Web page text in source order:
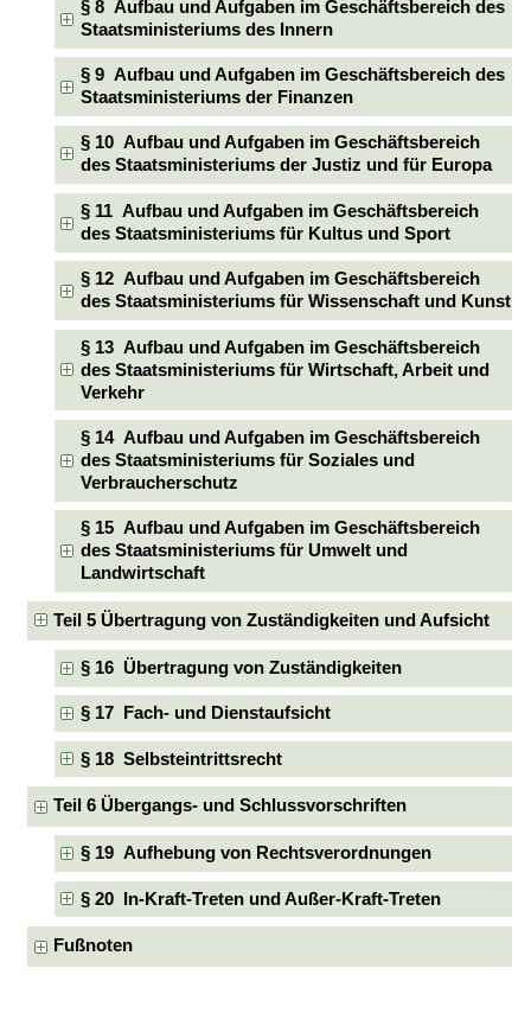
§ 8 Aufbau und Aufgaben im Geschäftsbereich des
Staatsministeriums des Innern
§ 9 Aufbau und Aufgaben im Geschäftsbereich des
Staatsministeriums der Finanzen
§ 10 Aufbau und Aufgaben im Geschäftsbereich
des Staatsministeriums der Justiz und für Europa
§ 11 Aufbau und Aufgaben im Geschäftsbereich
des Staatsministeriums für Kultus und Sport
§ 12 Aufbau und Aufgaben im Geschäftsbereich
des Staatsministeriums für Wissenschaft und Kunst
§ 13 Aufbau und Aufgaben im Geschäftsbereich
des Staatsministeriums für Wirtschaft, Arbeit und
Verkehr
§ 14 Aufbau und Aufgaben im Geschäftsbereich
des Staatsministeriums für Soziales und
Verbraucherschutz
§ 15 Aufbau und Aufgaben im Geschäftsbereich
des Staatsministeriums für Umwelt und
Landwirtschaft
Teil 5 Übertragung von Zuständigkeiten und Aufsicht
§ 16 Übertragung von Zuständigkeiten
§ 17 Fach- und Dienstaufsicht
§ 18 Selbsteintrittsrecht
Teil 6 Übergangs- und Schlussvorschriften
§ 19 Aufhebung von Rechtsverordnungen
§ 20 In-Kraft-Treten und Außer-Kraft-Treten
Fußnoten